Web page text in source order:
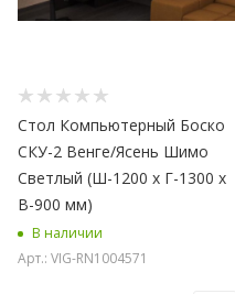
Стол Компьютерный Боско
СКУ-2 Венге/Ясень Шимо
Светлый (Ш-1200 х Г-1300 х
В-900 мм)
В наличии
Арт.: VIG-RN1004571